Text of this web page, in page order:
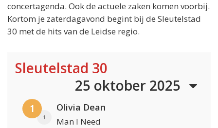
concertagenda. Ook de actuele zaken komen voorbij.
Kortom je zaterdagavond begint bij de Sleutelstad
30 met de hits van de Leidse regio.
Sleutelstad 30
25 oktober 2025
1
1
Olivia Dean
Man I Need